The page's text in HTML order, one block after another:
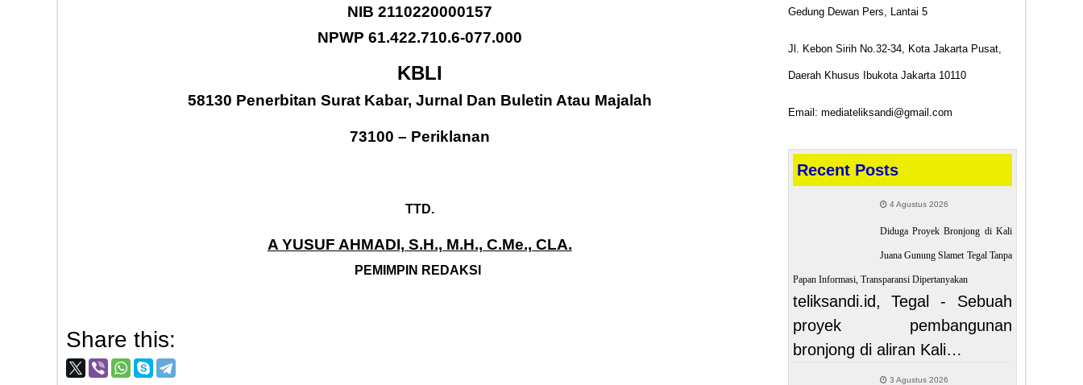
NIB 2110220000157
NPWP 61.422.710.6-077.000
KBLI
58130 Penerbitan Surat Kabar, Jurnal Dan Buletin Atau Majalah
73100 – Periklanan
TTD.
A YUSUF AHMADI, S.H., M.H., C.Me., CLA.
PEMIMPIN REDAKSI
Share this:
Gedung Dewan Pers, Lantai 5
Jl. Kebon Sirih No.32-34, Kota Jakarta Pusat,
Daerah Khusus Ibukota Jakarta 10110
Email: mediateliksandi@gmail.com
Recent Posts
4 Agustus 2026
Diduga Proyek Bronjong di Kali
Juana Gunung Slamet Tegal Tanpa
Papan Informasi, Transparansi Dipertanyakan
teliksandi.id, Tegal - Sebuah
proyek pembangunan
bronjong di aliran Kali…
3 Agustus 2026